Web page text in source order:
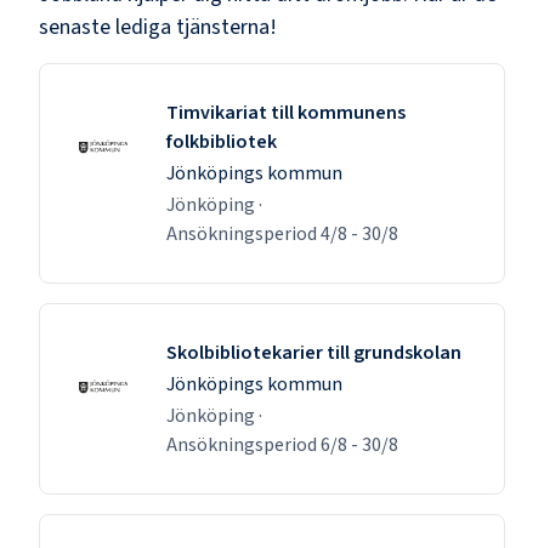
senaste lediga tjänsterna!
Timvikariat till kommunens
folkbibliotek
Jönköpings kommun
Jönköping ·
Ansökningsperiod4/8 -30/8
Skolbibliotekarier till grundskolan
Jönköpings kommun
Jönköping ·
Ansökningsperiod6/8 -30/8